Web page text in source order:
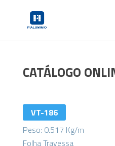
CATÁLOGO
VT-186
Peso: 0.517 Kg/m
Folha Travessa